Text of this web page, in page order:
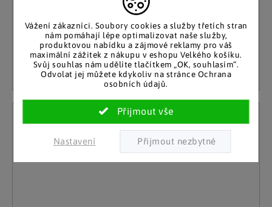
Vážení zákazníci. Soubory cookies a služby třetích stran
nám pomáhají lépe optimalizovat naše služby,
produktovou nabídku a zájmové reklamy pro váš
maximální zážitek z nákupu v eshopu Velkého košíku.
Svůj souhlas nám udělíte tlačítkem „OK, souhlasím“.
Odvolat jej můžete kdykoliv na stránce Ochrana
osobních údajů.
Nastavení
Skladem
(8 ks)
2 599 Kč
Detail